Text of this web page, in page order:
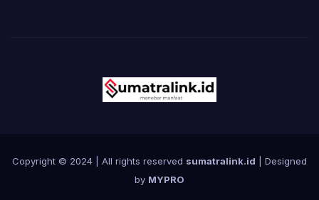
Copyright © 2024 | All rights reserved sumatralink.id | Designed
by MYPRO